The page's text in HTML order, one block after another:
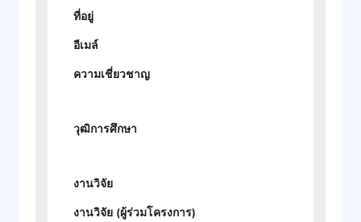
ที่อยู่
อีเมล์
ความเชี่ยวชาญ
วุฒิการศึกษา
งานวิจัย
งานวิจัย (ผู้ร่วมโครงการ)